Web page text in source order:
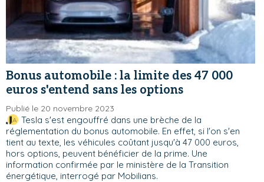
Bonus automobile : la limite des 47 000
euros s'entend sans les options
Publié le 20 novembre 2023
Tesla s'est engouffré dans une brèche de la
réglementation du bonus automobile. En effet, si l'on s'en
tient au texte, les véhicules coûtant jusqu'à 47 000 euros,
hors options, peuvent bénéficier de la prime. Une
information confirmée par le ministère de la Transition
énergétique, interrogé par Mobilians.